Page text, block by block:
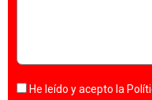
He leído y acepto la